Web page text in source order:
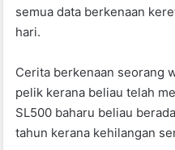
semua data berkenaan
hari.
Cerita berkenaan seorang
pelik kerana beliau telah
SL500 baharu beliau
tahun kerana kehilangan